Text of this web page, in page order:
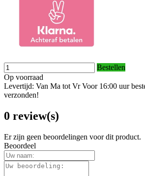
Bestellen
Op voorraad
Levertijd: Van Ma tot Vr Voor 16:00 uur
verzonden!
0 review(s)
Er zijn geen beoordelingen voor dit product.
Beoordeel